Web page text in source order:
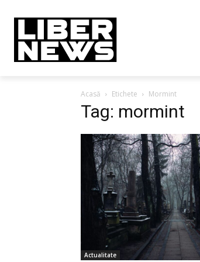
Acasă Etichete Mormint
Tag: mormint
Actualitate